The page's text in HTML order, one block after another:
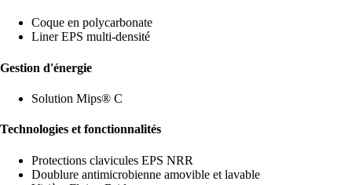
Coque en polycarbonate
Liner EPS multi-densité
Gestion d'énergie
Solution Mips® C
Technologies et fonctionnalités
Protections clavicules EPS NRR
Doublure antimicrobienne amovible et lavable